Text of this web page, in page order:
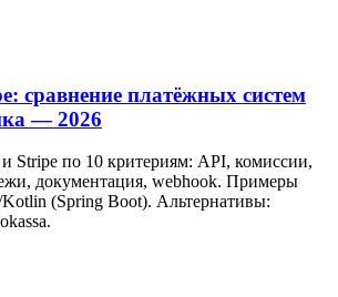
сравнение платёжных систем
— 2026
Stripe по 10 критериям: API, комиссии,
документация, webhook. Примеры
Kotlin (Spring Boot). Альтернативы: